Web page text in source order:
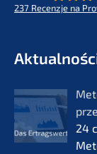
237 Recenz­je na
24